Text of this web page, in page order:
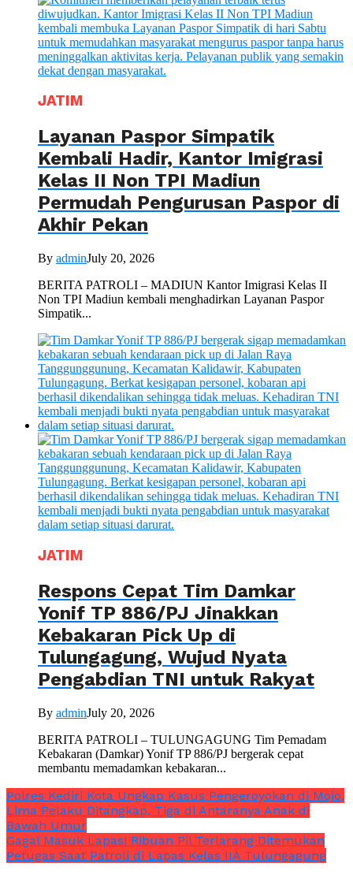
JATIM
Layanan Paspor Simpatik
Kembali Hadir, Kantor Imigrasi
Kelas II Non TPI Madiun
Permudah Pengurusan Paspor di
Akhir Pekan
By adminJuly 20, 2026
BERITA PATROLI – MADIUN Kantor Imigrasi Kelas II
Non TPI Madiun kembali menghadirkan Layanan Paspor
Simpatik...
JATIM
Respons Cepat Tim Damkar
Yonif TP 886/PJ Jinakkan
Kebakaran Pick Up di
Tulungagung, Wujud Nyata
Pengabdian TNI untuk Rakyat
By adminJuly 20, 2026
BERITA PATROLI – TULUNGAGUNG Tim Pemadam
Kebakaran (Damkar) Yonif TP 886/PJ bergerak cepat
membantu memadamkan kebakaran...
Polres Kediri Kota Ungkap Kasus Pengeroyokan di Mojo,
Lima Pelaku Ditangkap, Tiga di Antaranya Anak di
Bawah Umur
Gagal Masuk Lapas! Ribuan Pil Terlarang Ditemukan
Petugas Saat Patroli di Lapas Kelas IIA Tulungagung